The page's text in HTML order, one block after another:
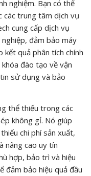
nghiệm. Bạn có thể
các trung tâm dịch vụ
cung cấp dịch vụ
đảm bảo máy
kết quả phân tích chính
đào tạo về vận
sử dụng và bảo
thể thiếu trong các
không gỉ. Nó giúp
chi phí sản xuất,
nâng cao uy tín
hợp, bảo trì và hiệu
đảm bảo hiệu quả đầu